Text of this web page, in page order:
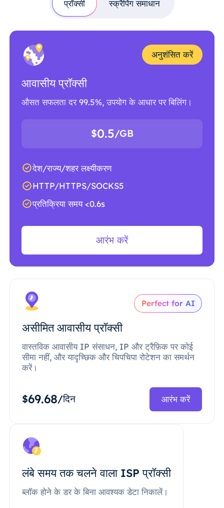
प्रॉक्सी स्क्रैपिंग समाधान
अनुशंसित करें
आवासीय प्रॉक्सी
औसत सफलता दर 99.5%, उपयोग के आधार पर बिलिंग।
$0.5/GB
देश/राज्य/शहर लक्ष्यीकरण
HTTP/HTTPS/SOCKS5
प्रतिक्रिया समय <0.6s
आरंभ करें
Perfect for AI
असीमित आवासीय प्रॉक्सी
वास्तविक आवासीय IP संसाधन, IP और ट्रैफ़िक पर कोई
सीमा नहीं, और यादृच्छिक और चिपचिपा रोटेशन का समर्थन
करें।
$69.68/दिन आरंभ करें
लंबे समय तक चलने वाला ISP प्रॉक्सी
ब्लॉक होने के डर के बिना आवश्यक डेटा निकालें।